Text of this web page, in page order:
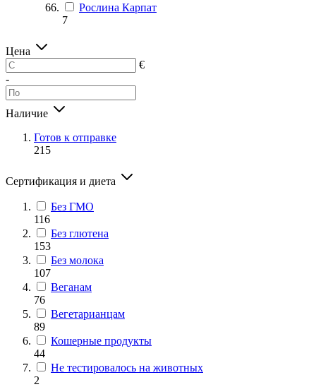
Рослина Карпат
7
Цена
€
-
Наличие
Готов к отправке
215
Сертификация и диета
Без ГМО
116
Без глютена
153
Без молока
107
Веганам
76
Вегетарианцам
89
Кошерные продукты
44
Не тестировалось на животных
2